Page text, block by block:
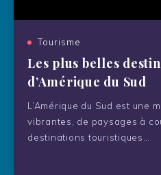
Olympie, aux
du
Tourisme
Les plus belles
d’Amérique du Sud
L’Amérique du Sud est une
vibrantes, de paysages à
destinations touristiques…